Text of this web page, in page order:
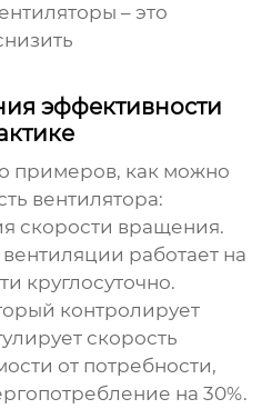
– это
эффективности
примеров, как можно
вентилятора:
скорости вращения.
работает на
круглосуточно.
контролирует
скорость
от потребности,
на 30%.